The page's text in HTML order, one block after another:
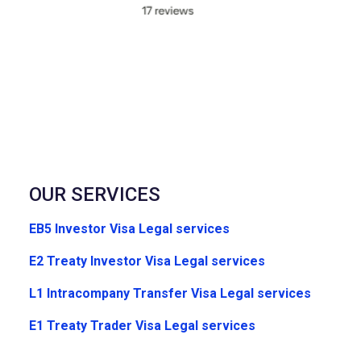
OUR SERVICES
EB5 Investor Visa Legal services
E2 Treaty Investor Visa Legal services
L1 Intracompany Transfer Visa Legal services
E1 Treaty Trader Visa Legal services